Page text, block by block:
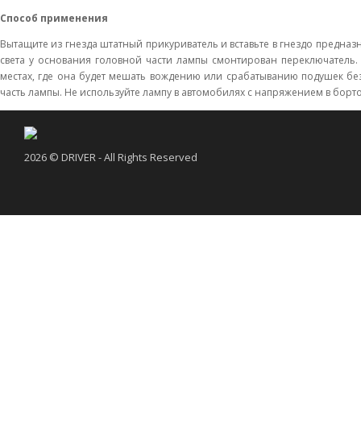
Способ применения
Вытащите из гнезда штатный прикуриватель и вставьте в гнездо
света у основания головной части лампы смонтирован
местах, где она будет мешать вождению или срабатыванию подушек
часть лампы. Не используйте лампу в автомобилях с напряжением в
2026 © DRIVER - All Rights Reserved